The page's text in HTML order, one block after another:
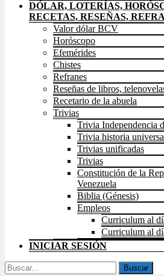
DÓLAR, LOTERÍAS,
RECETAS, RESEÑAS,
Valor dólar BCV
Horóscopo
Efemérides
Chistes
Refranes
Reseñas de libros,
Recetario de la abuela
Trivias
Trivia Independencia
Trivia historia
Trivias unificadas
Trivias
Constitución de la
Venezuela
Biblia (Génesis)
Empleos
Curriculum al
Curriculum al
INICIAR SESIÓN
Buscar